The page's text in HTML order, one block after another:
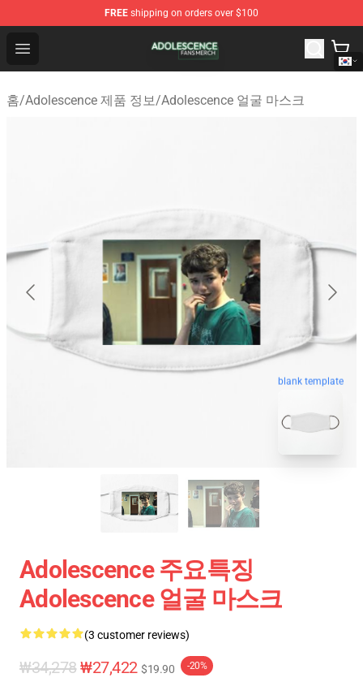
FREE shipping on orders over $100
Open menu
Adolescence Shop - Official Adolescence Merchandise
홈/Adolescence 제품 정보/Adolescence 얼굴 마스크
blank template
Adolescence 주요특징
Adolescence 얼굴 마스크
(3 customer reviews)
₩34,278₩27,422 $19.90 -20%